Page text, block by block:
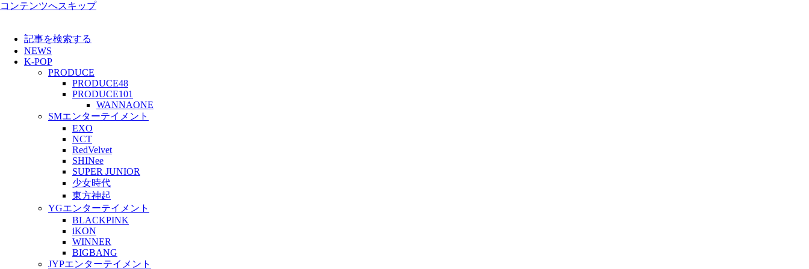
コンテンツへスキップ
記事を検索する
NEWS
K-POP
PRODUCE
PRODUCE48
PRODUCE101
WANNAONE
SMエンターテイメント
EXO
NCT
RedVelvet
SHINee
SUPER JUNIOR
少女時代
東方神起
YGエンターテイメント
BLACKPINK
iKON
WINNER
BIGBANG
JYPエンターテイメント